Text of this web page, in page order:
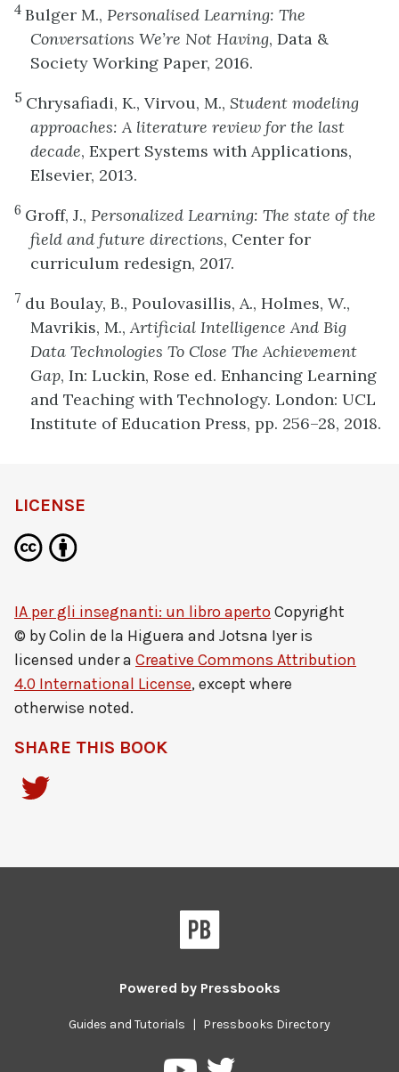
4 Bulger M., Personalised Learning: The
Conversations We’re Not Having, Data &
Society Working Paper, 2016.
5 Chrysafiadi, K., Virvou, M., Student modeling
approaches: A literature review for the last
decade, Expert Systems with Applications,
Elsevier, 2013.
6 Groff, J., Personalized Learning: The state of the
field and future directions, Center for
curriculum redesign, 2017.
7 du Boulay, B., Poulovasillis, A., Holmes, W.,
Mavrikis, M.,Artificial Intelligence And Big
Data Technologies To Close The Achievement
Gap, In: Luckin, Rose ed. Enhancing Learning
and Teaching with Technology. London: UCL
Institute of Education Press, pp. 256–28, 2018.
LICENSE
IA per gli insegnanti: un libro apertoCopyright
© byColin de la Higuera and Jotsna Iyeris
licensed under a Creative Commons Attribution
4.0 International License, except where
otherwise noted.
SHARE THIS BOOK
Powered by Pressbooks
Guides and Tutorials | Pressbooks Directory
PressbooksPressbooks